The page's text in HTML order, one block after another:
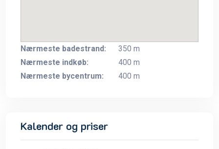
Nærmeste badestrand:
350 m
Nærmeste indkøb:
400 m
Nærmeste bycentrum:
400 m
Kalender og priser